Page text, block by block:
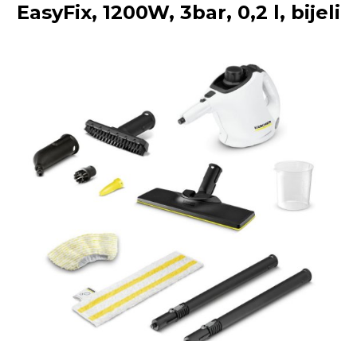
EasyFix, 1200W, 3bar, 0,2 l, bijeli